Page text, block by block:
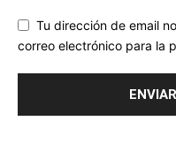
Tu dirección de email
correo electrónico para la